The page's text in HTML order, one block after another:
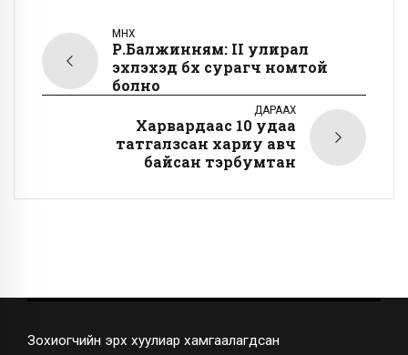
ӨМНӨХ
Р.Балжинням: II улирал
эхлэхэд бүх сурагч номтой
болно
ДАРААХ
Харвардаас 10 удаа
татгалзсан хариу авч
байсан тэрбумтан
Зохиогчийн эрх хуулиар хамгаалагдсан